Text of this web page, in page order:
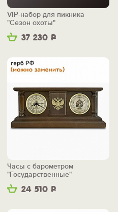
37 230 Р
VIP-набор для пикника
"Сезон охоты"
24 510 Р
Часы с барометром
"Государственные"